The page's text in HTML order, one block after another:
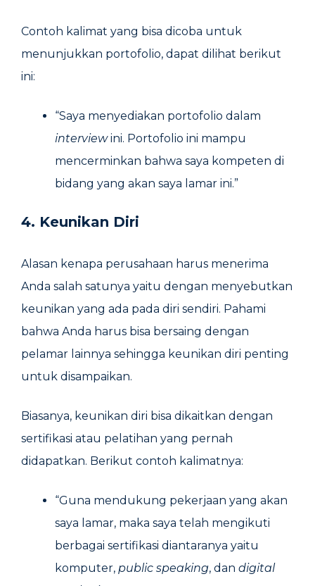
Contoh kalimat yang bisa dicoba untuk
menunjukkan portofolio, dapat dilihat berikut
ini:
“Saya menyediakan portofolio dalam
interviewini. Portofolio ini mampu
mencerminkan bahwa saya kompeten di
bidang yang akan saya lamar ini.”
4. Keunikan Diri
Alasan kenapa perusahaan harus menerima
Anda salah satunya yaitu dengan menyebutkan
keunikan yang ada pada diri sendiri. Pahami
bahwa Anda harus bisa bersaing dengan
pelamar lainnya sehingga keunikan diri penting
untuk disampaikan.
Biasanya, keunikan diri bisa dikaitkan dengan
sertifikasi atau pelatihan yang pernah
didapatkan. Berikut contoh kalimatnya:
“Guna mendukung pekerjaan yang akan
saya lamar, maka saya telah mengikuti
berbagai sertifikasi diantaranya yaitu
komputer, public speaking, dan digital